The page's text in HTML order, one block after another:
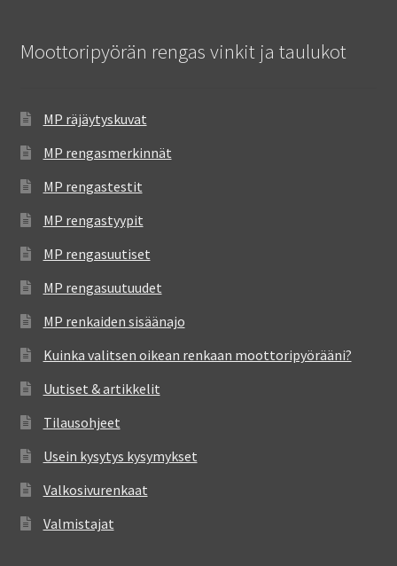
Moottoripyörän rengas vinkit ja taulukot
MP räjäytyskuvat
MP rengasmerkinnät
MP rengastestit
MP rengastyypit
MP rengasuutiset
MP rengasuutuudet
MP renkaiden sisäänajo
Kuinka valitsen oikean renkaan moottoripyörääni?
Uutiset & artikkelit
Tilausohjeet
Usein kysytys kysymykset
Valkosivurenkaat
Valmistajat